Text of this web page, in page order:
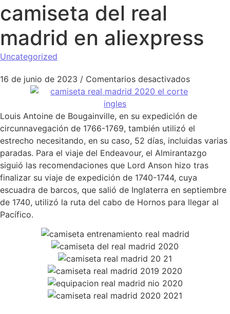
camiseta del real
madrid en aliexpress
Uncategorized
16 de junio de 2023 / Comentarios desactivadosen
Louis Antoine de Bougainville, en su expedición de
circunnavegación de 1766-1769, también utilizó el
estrecho necesitando, en su caso, 52 días, incluidas varias
paradas. Para el viaje del Endeavour, el Almirantazgo
siguió las recomendaciones que Lord Anson hizo tras
finalizar su viaje de expedición de 1740-1744, cuya
escuadra de barcos, que salió de Inglaterra en septiembre
de 1740, utilizó la ruta del cabo de Hornos para llegar al
Pacífico.